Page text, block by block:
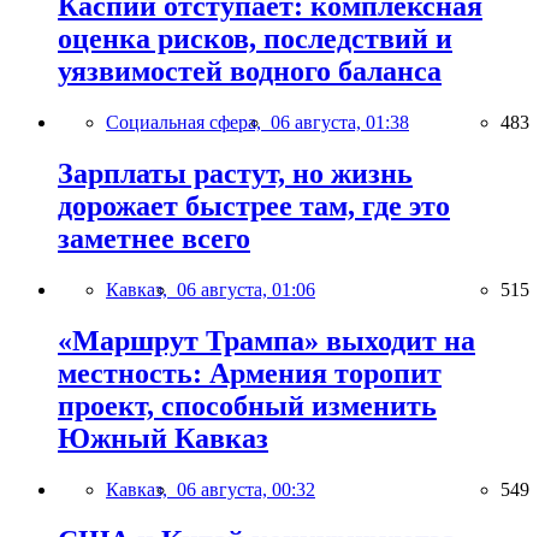
Каспий отступает: комплексная
оценка рисков, последствий и
уязвимостей водного баланса
Социальная сфера, 06 августа, 01:38 483
Зарплаты растут, но жизнь
дорожает быстрее там, где это
заметнее всего
Кавказ, 06 августа, 01:06 515
«Маршрут Трампа» выходит на
местность: Армения торопит
проект, способный изменить
Южный Кавказ
Кавказ, 06 августа, 00:32 549